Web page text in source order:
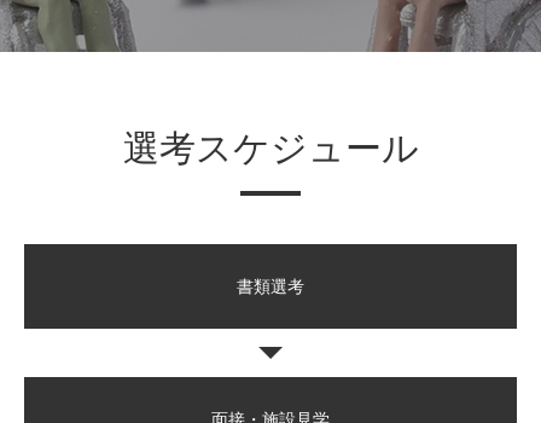
選考スケジュール
書類選考